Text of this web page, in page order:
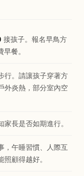
接孩子。報名早鳥方
餐。
行。請讓孩子穿著方
外炎熱，部分室內空
長是否如期進行。
，午睡習慣、人際互
顧得越好。